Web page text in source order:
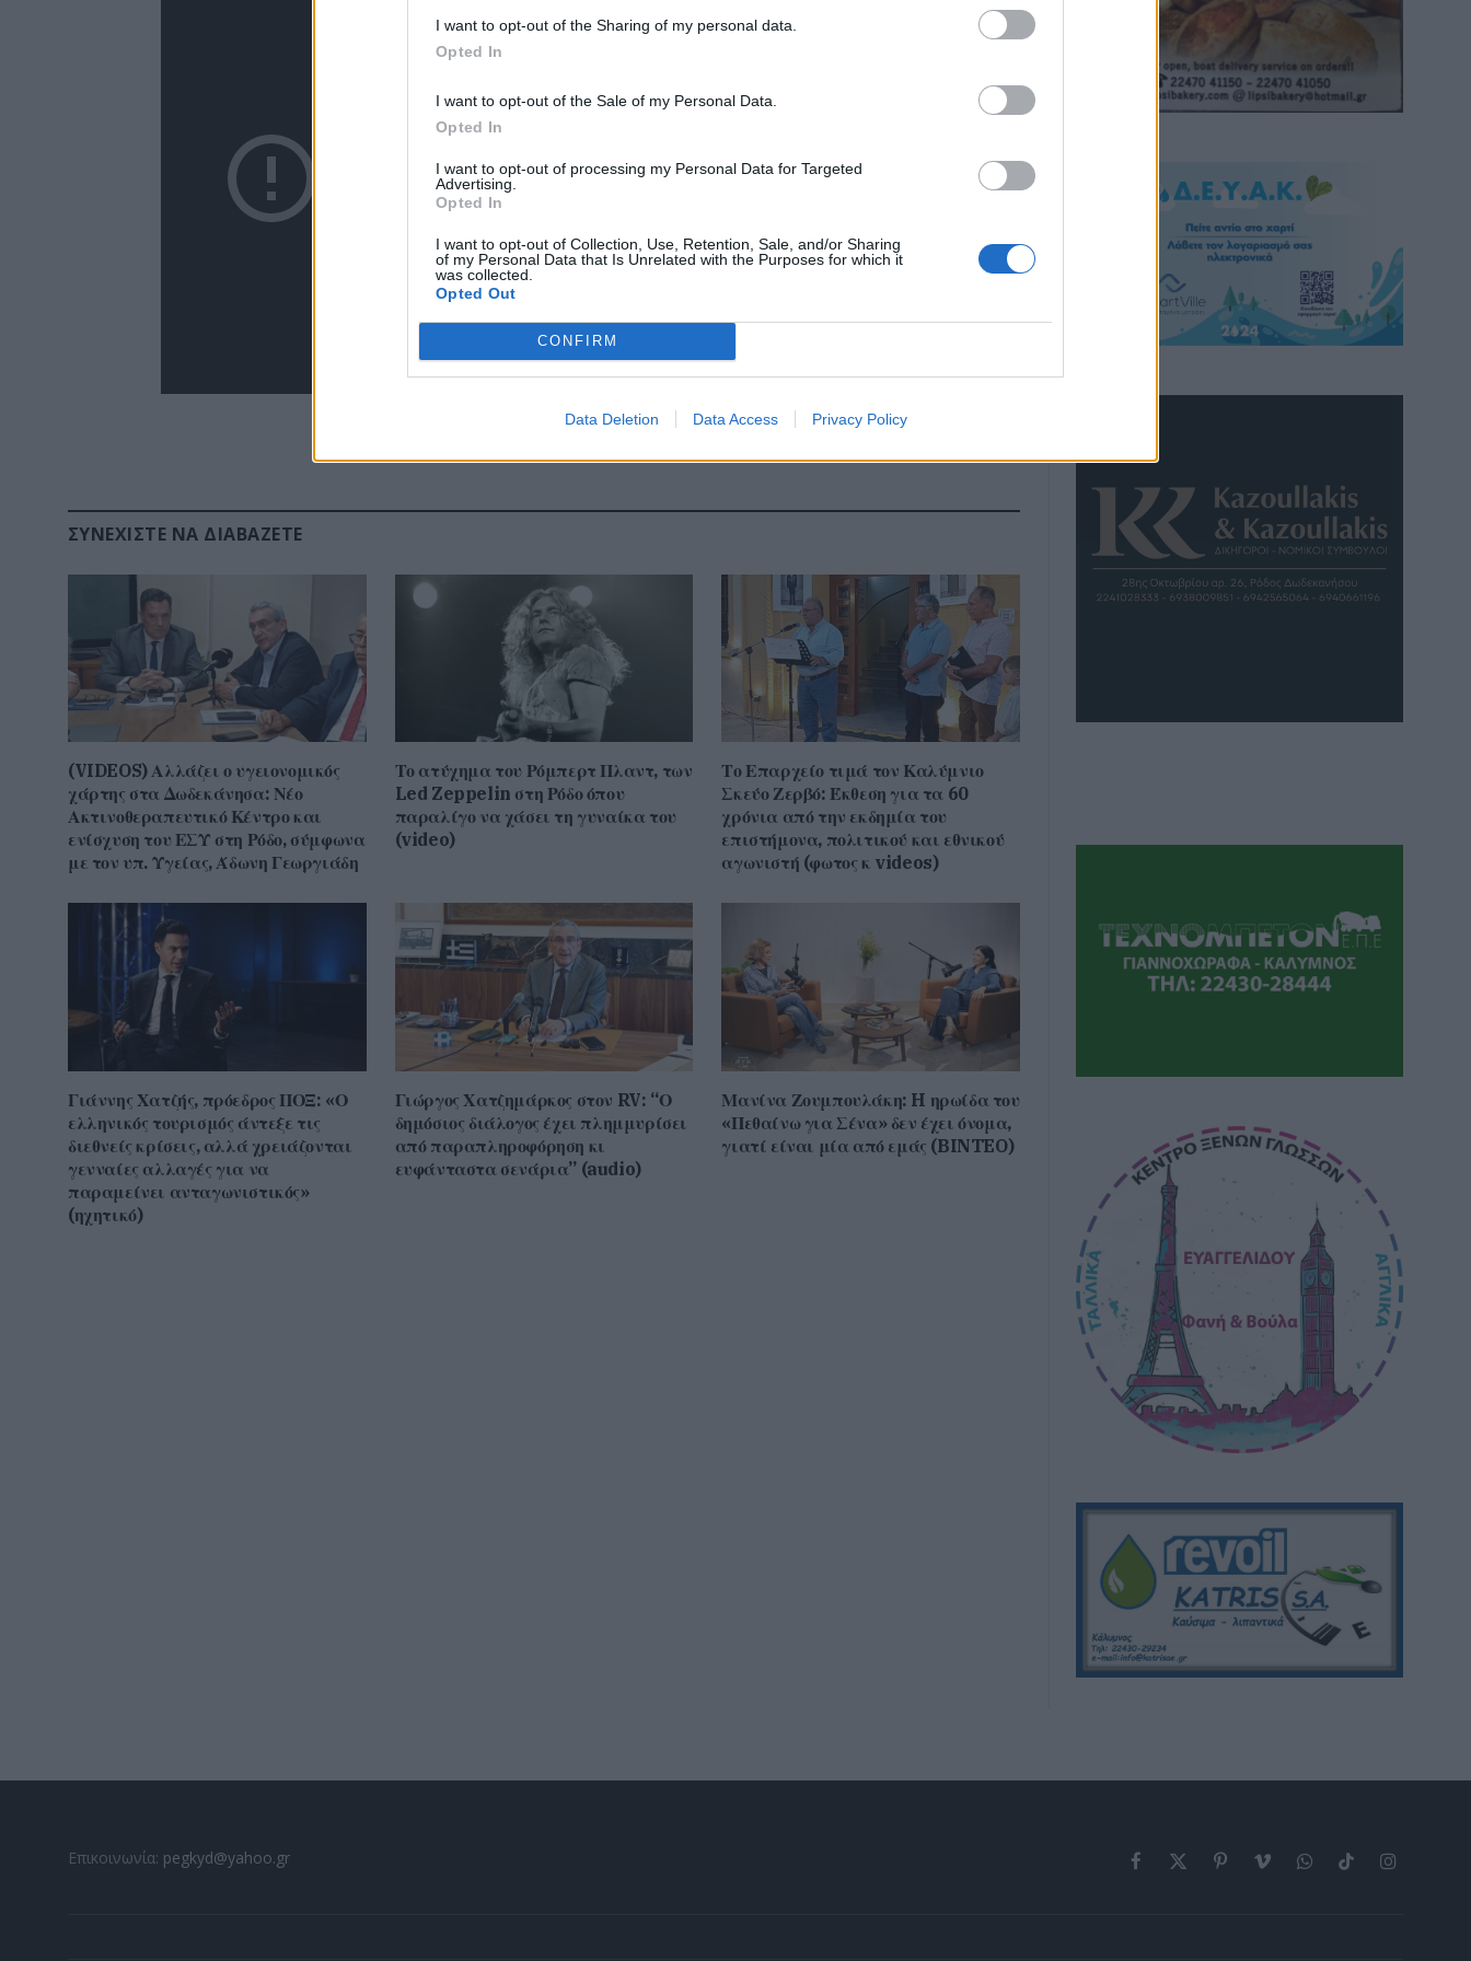
I want to opt-out of the Sharing of my personal data.
Opted In
I want to opt-out of the Sale of my Personal Data.
Opted In
I want to opt-out of processing my Personal Data for Targeted
Advertising.
Opted In
I want to opt-out of Collection, Use, Retention, Sale, and/or Sharing
of my Personal Data that Is Unrelated with the Purposes for which it
was collected.
Opted Out
CONFIRM
Data Deletion Data Access Privacy Policy
ΣΥΝΕΧΊΣΤΕ ΝΑ ΔΙΑΒΆΖΕΤΕ
(VIDEOS) Αλλάζει ο υγειονομικός
χάρτης στα Δωδεκάνησα: Νέο
Ακτινοθεραπευτικό Κέντρο και
ενίσχυση του ΕΣΥ στη Ρόδο, σύμφωνα
με τον υπ. Υγείας, Άδωνη Γεωργιάδη
Το ατύχημα του Ρόμπερτ Πλαντ, των
Led Zeppelin στη Ρόδο όπου
παραλίγο να χάσει τη γυναίκα του
(video)
Το Επαρχείο τιμά τον Καλύμνιο
Σκεύο Ζερβό: Έκθεση για τα 60
χρόνια από την εκδημία του
επιστήμονα, πολιτικού και εθνικού
αγωνιστή (φωτος κ videos)
Γιάννης Χατζής, πρόεδρος ΠΟΞ: «Ο
ελληνικός τουρισμός άντεξε τις
διεθνείς κρίσεις, αλλά χρειάζονται
γενναίες αλλαγές για να
παραμείνει ανταγωνιστικός»
(ηχητικό)
Γιώργος Χατζημάρκος στον RV: “Ο
δημόσιος διάλογος έχει πλημμυρίσει
από παραπληροφόρηση κι
ευφάνταστα σενάρια” (audio)
Μανίνα Ζουμπουλάκη: H ηρωίδα του
«Πεθαίνω για Σένα» δεν έχει όνομα,
γιατί είναι μία από εμάς (BINTEO)
Επικοινωνία: pegkyd@yahoo.gr
Facebook
X
PinterestVimeoWhatsAppTikTokInstagram